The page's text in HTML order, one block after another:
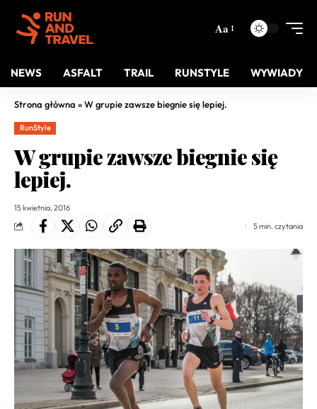
Aa
NEWS ASFALT TRAIL RUNSTYLE WYWIADY
Strona główna »W grupie zawsze biegnie się lepiej.
RunStyle
W grupie zawsze biegnie się
lepiej.
15 kwietnia, 2016
5 min. czytania